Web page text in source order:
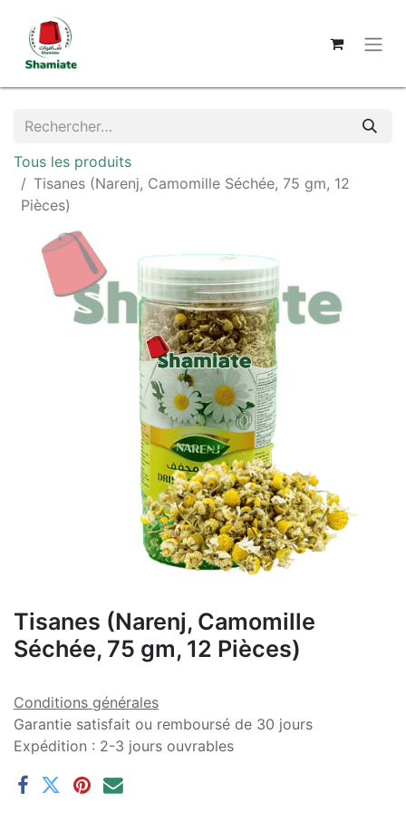
Tous les produits
Tisanes (Narenj, Camomille Séchée, 75 gm, 12
Pièces)
Tisanes (Narenj, Camomille
Séchée, 75 gm, 12 Pièces)
Conditions générales
Garantie satisfait ou remboursé de 30 jours
Expédition : 2-3 jours ouvrables